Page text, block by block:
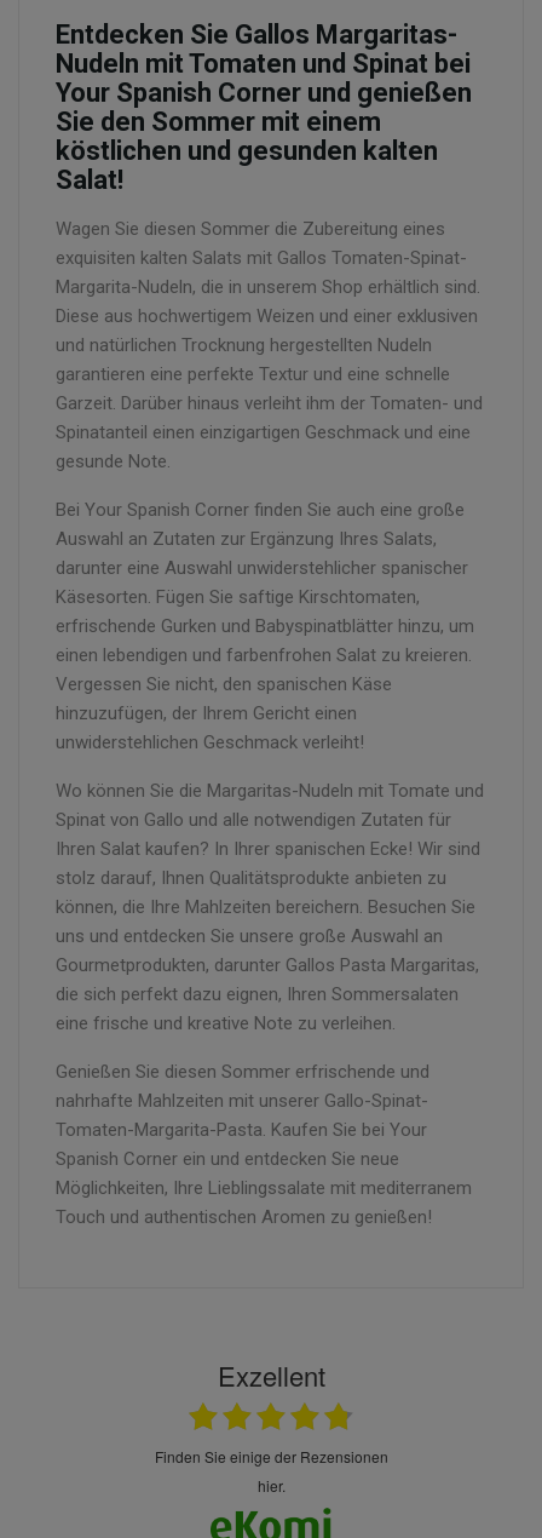
Entdecken Sie Gallos Margaritas-
Nudeln mit Tomaten und Spinat bei
Your Spanish Corner und genießen
Sie den Sommer mit einem
köstlichen und gesunden kalten
Salat!
Wagen Sie diesen Sommer die Zubereitung eines
exquisiten kalten Salats mit Gallos Tomaten-Spinat-
Margarita-Nudeln, die in unserem Shop erhältlich sind.
Diese aus hochwertigem Weizen und einer exklusiven
und natürlichen Trocknung hergestellten Nudeln
garantieren eine perfekte Textur und eine schnelle
Garzeit. Darüber hinaus verleiht ihm der Tomaten- und
Spinatanteil einen einzigartigen Geschmack und eine
gesunde Note.
Bei Your Spanish Corner finden Sie auch eine große
Auswahl an Zutaten zur Ergänzung Ihres Salats,
darunter eine Auswahl unwiderstehlicher spanischer
Käsesorten. Fügen Sie saftige Kirschtomaten,
erfrischende Gurken und Babyspinatblätter hinzu, um
einen lebendigen und farbenfrohen Salat zu kreieren.
Vergessen Sie nicht, den spanischen Käse
hinzuzufügen, der Ihrem Gericht einen
unwiderstehlichen Geschmack verleiht!
Wo können Sie die Margaritas-Nudeln mit Tomate und
Spinat von Gallo und alle notwendigen Zutaten für
Ihren Salat kaufen? In Ihrer spanischen Ecke! Wir sind
stolz darauf, Ihnen Qualitätsprodukte anbieten zu
können, die Ihre Mahlzeiten bereichern. Besuchen Sie
uns und entdecken Sie unsere große Auswahl an
Gourmetprodukten, darunter Gallos Pasta Margaritas,
die sich perfekt dazu eignen, Ihren Sommersalaten
eine frische und kreative Note zu verleihen.
Genießen Sie diesen Sommer erfrischende und
nahrhafte Mahlzeiten mit unserer Gallo-Spinat-
Tomaten-Margarita-Pasta. Kaufen Sie bei Your
Spanish Corner ein und entdecken Sie neue
Möglichkeiten, Ihre Lieblingssalate mit mediterranem
Touch und authentischen Aromen zu genießen!
Exzellent
finden Sie einige der Rezensionen
hier.